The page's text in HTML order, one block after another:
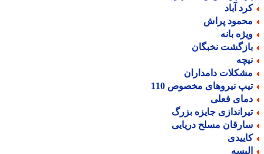
آباد
پراش
بانه
نخبگان
دامداران
نیروهای مخصوص 110
فعلی
جایزه بزرگ
مسلح دریایی